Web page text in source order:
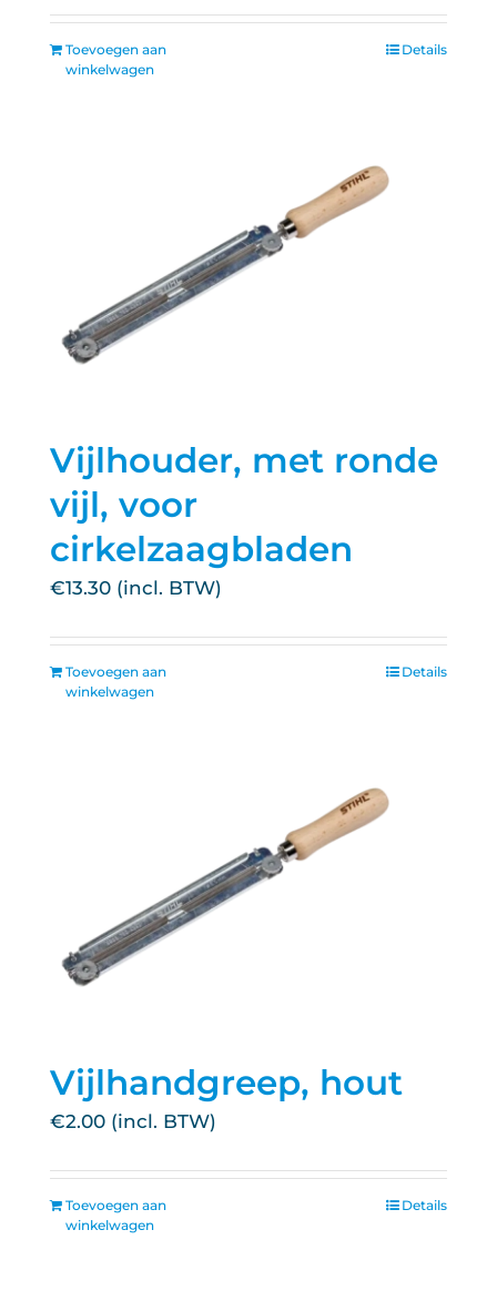
Toevoegen aan
winkelwagen
Details
Vijlhouder, met ronde
vijl, voor
cirkelzaagbladen
€13.30
Toevoegen aan
winkelwagen
Details
Vijlhandgreep, hout
€2.00
Toevoegen aan
winkelwagen
Details